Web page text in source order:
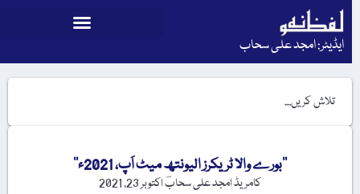
ایڈیٹر: امجد علی سحاب
’’بورے والا ٹریکرز الیونتھ میٹ اَپ، 2021ء‘‘
کامریڈ امجد علی سحابؔاکتوبر 23, 2021